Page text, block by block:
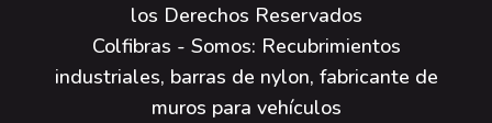
los Derechos Reservados
Colfibras - Somos: Recubrimientos
industriales, barras de nylon, fabricante de
muros para vehículos